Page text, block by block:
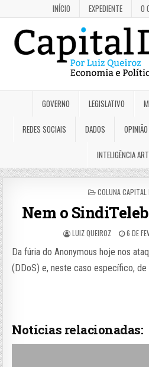
INÍCIO EXPEDIENTE O
GOVERNO LEGISLATIVO
REDES SOCIAIS DADOS OPINIÃO
INTELIGÊNCIA
POSTED
COLUNA CAPITAL
Nem o
LUIZ QUEIROZ 6 DE
Da fúria do Anonymous hoje nos
(DDoS) e, neste caso específico, de
Notícias relacionadas: